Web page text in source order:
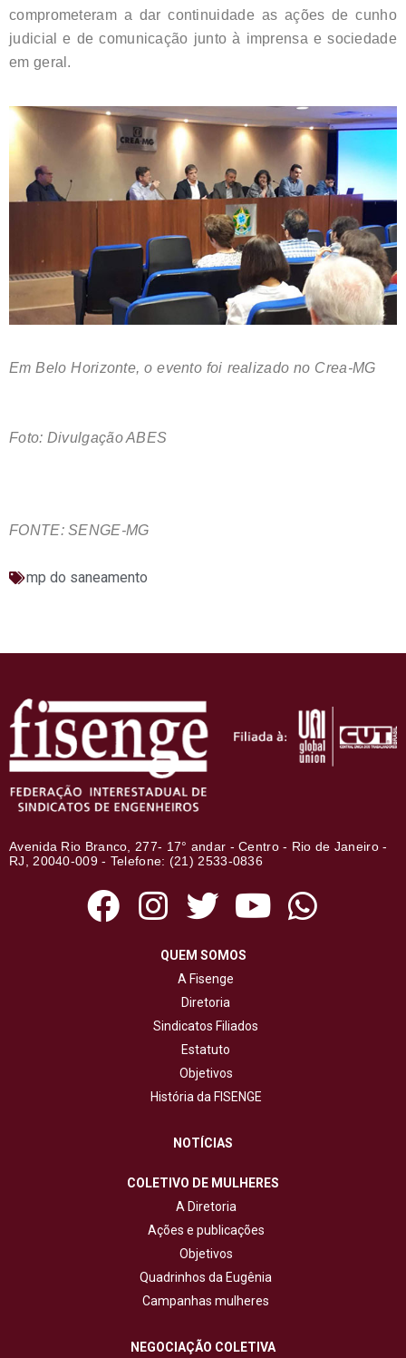
comprometeram a dar continuidade as ações de cunho
judicial e de comunicação junto à imprensa e sociedade
em geral.
Em Belo Horizonte, o evento foi realizado no Crea-MG
Foto: Divulgação ABES
FONTE: SENGE-MG
mp do saneamento
Avenida Rio Branco, 277- 17° andar - Centro - Rio de Janeiro -
RJ, 20040-009 - Telefone: (21) 2533-0836
QUEM SOMOS
A Fisenge
Diretoria
Sindicatos Filiados
Estatuto
Objetivos
História da FISENGE
NOTÍCIAS
COLETIVO DE MULHERES
A Diretoria
Ações e publicações
Objetivos
Quadrinhos da Eugênia
Campanhas mulheres
NEGOCIAÇÃO COLETIVA